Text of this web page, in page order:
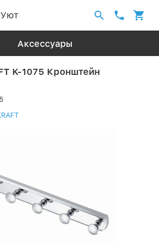
Аксессуары
K-1075 Кронштейн